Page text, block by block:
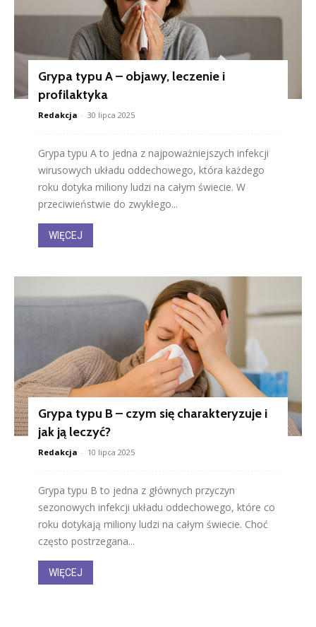
Grypa typu A – objawy, leczenie i
profilaktyka
Redakcja - 30 lipca 2025
Grypa typu A to jedna z najpoważniejszych infekcji
wirusowych układu oddechowego, która każdego
roku dotyka miliony ludzi na całym świecie. W
przeciwieństwie do zwykłego...
WIĘCEJ
Grypa typu B – czym się charakteryzuje i
jak ją leczyć?
Redakcja - 10 lipca 2025
Grypa typu B to jedna z głównych przyczyn
sezonowych infekcji układu oddechowego, które co
roku dotykają miliony ludzi na całym świecie. Choć
często postrzegana...
WIĘCEJ